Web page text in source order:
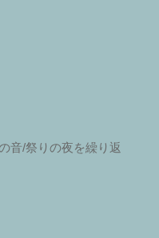
音/祭りの夜を繰り返